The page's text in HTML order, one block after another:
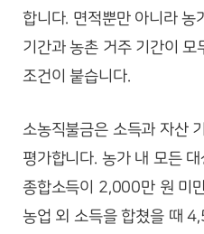
합니다. 면적뿐만 아니라 농
기간과 농촌 거주 기간이
조건이 붙습니다.
소농직불금은 소득과 자산
평가합니다. 농가 내 모든
종합소득이 2,000만 원 미
농업 외 소득을 합쳤을 때